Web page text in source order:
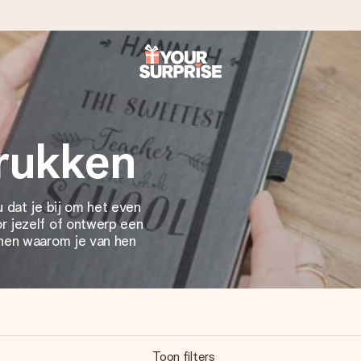
onderweg is - zodat jij kunt geven op precies het juiste moment,
een 4,7 op Google Reviews
foto of een boodschap die raakt. Zonder gedoe, maar met alle
dat je bij om het even
jezelf of ontwerp een
waarom je van hen
Toon filters